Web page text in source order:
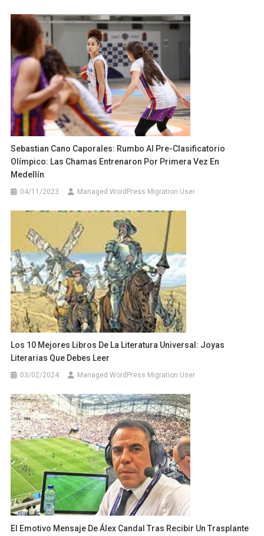
Sebastian Cano Caporales: Rumbo Al Pre-Clasificatorio
Olímpico: Las Chamas Entrenaron Por Primera Vez En
Medellín
04/11/2023 Managed WordPress Migration User
Los 10 Mejores Libros De La Literatura Universal: Joyas
Literarias Que Debes Leer
03/02/2024 Managed WordPress Migration User
El Emotivo Mensaje De Álex Candal Tras Recibir Un Trasplante